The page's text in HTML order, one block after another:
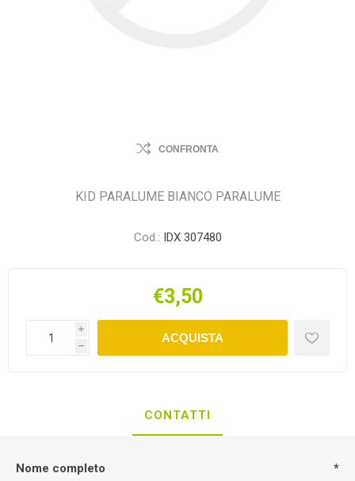
CONFRONTA
KID PARALUME BIANCO PARALUME
Cod.: IDX 307480
€3,50
i
h
ACQUISTA
CONTATTI
Nome completo *